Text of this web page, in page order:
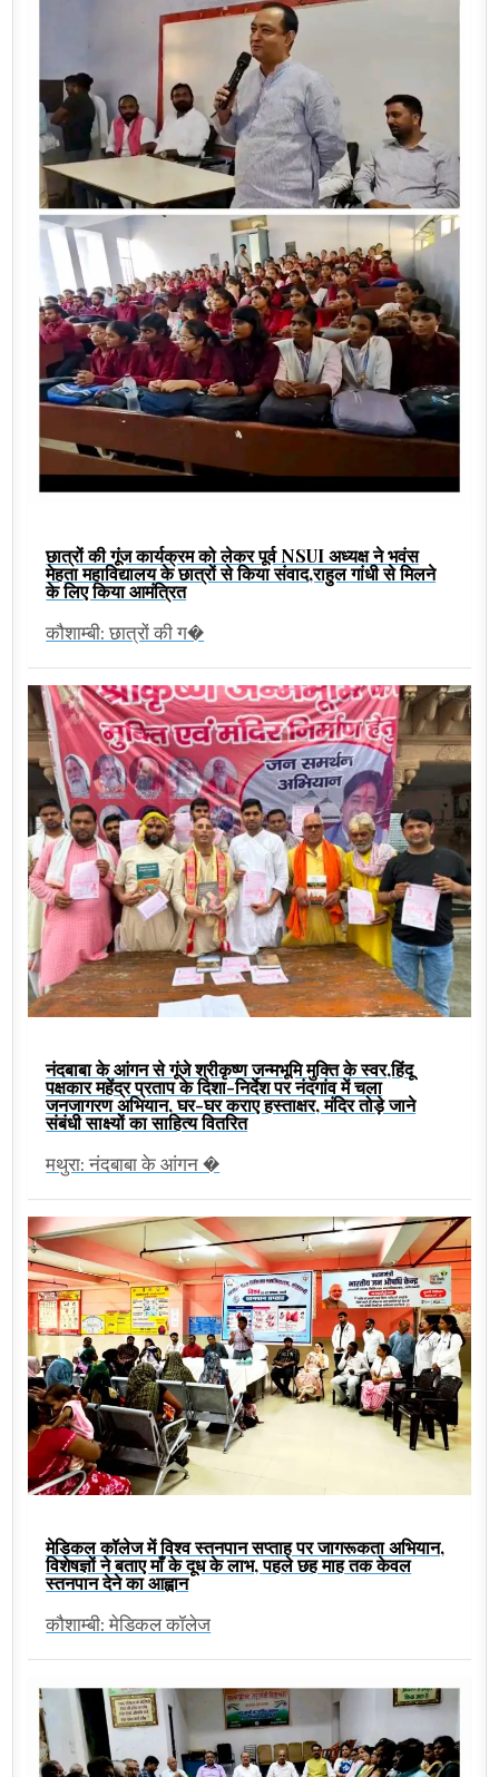
छात्रों की गूंज कार्यक्रम को लेकर पूर्व NSUI अध्यक्ष ने भवंस
मेहता महाविद्यालय के छात्रों से किया संवाद,राहुल गांधी से मिलने
के लिए किया आमंत्रित
कौशाम्बी: छात्रों की ग�
नंदबाबा के आंगन से गूंजे श्रीकृष्ण जन्मभूमि मुक्ति के स्वर,हिंदू
पक्षकार महेंद्र प्रताप के दिशा-निर्देश पर नंदगांव में चला
जनजागरण अभियान, घर-घर कराए हस्ताक्षर, मंदिर तोड़े जाने
संबंधी साक्ष्यों का साहित्य वितरित
मथुरा: नंदबाबा के आंगन �
मेडिकल कॉलेज में विश्व स्तनपान सप्ताह पर जागरूकता अभियान,
विशेषज्ञों ने बताए माँ के दूध के लाभ, पहले छह माह तक केवल
स्तनपान देने का आह्वान
कौशाम्बी: मेडिकल कॉलेज